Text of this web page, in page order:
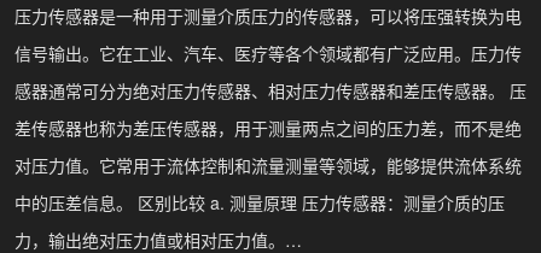
S
S
n
s
r
n
u
t
压力传感器是一种用于测量介质压力的传感器，可以将压强转换为电
信号输出。它在工业、汽车、医疗等各个领域都有广泛应用。压力传
感器通常可分为绝对压力传感器、相对压力传感器和差压传感器。 压
差传感器也称为差压传感器，用于测量两点之间的压力差，而不是绝
对压力值。它常用于流体控制和流量测量等领域，能够提供流体系统
中的压差信息。 区别比较 a. 测量原理 压力传感器：测量介质的压
力，输出绝对压力值或相对压力值。…